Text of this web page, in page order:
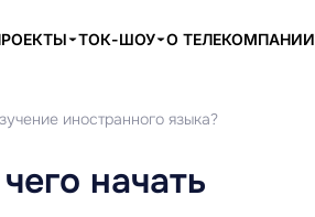
ТОК-ШОУ О ТЕЛЕКОМПАНИИ
иностранного языка?
начать